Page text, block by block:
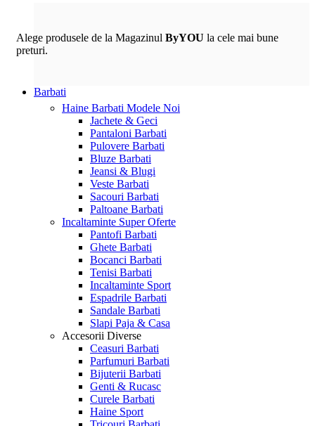
Alege produsele de la Magazinul ByYOU la cele mai bune
preturi.
Barbati
Haine Barbati Modele Noi
Jachete & Geci
Pantaloni Barbati
Pulovere Barbati
Bluze Barbati
Jeansi & Blugi
Veste Barbati
Sacouri Barbati
Paltoane Barbati
Incaltaminte Super Oferte
Pantofi Barbati
Ghete Barbati
Bocanci Barbati
Tenisi Barbati
Incaltaminte Sport
Espadrile Barbati
Sandale Barbati
Slapi Paja & Casa
Accesorii Diverse
Ceasuri Barbati
Parfumuri Barbati
Bijuterii Barbati
Genti & Rucasc
Curele Barbati
Haine Sport